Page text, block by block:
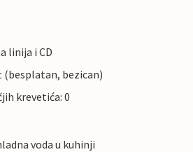
linija i CD
bezican)
krevetića: 0
voda u kuhinji